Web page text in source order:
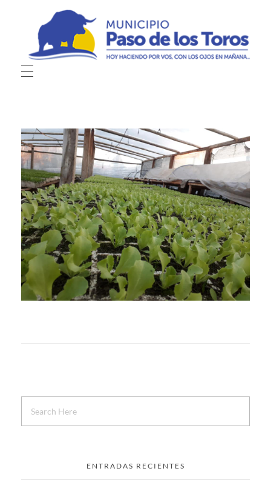
Municipio de Paso de los Toros
Hoy haciendo para vos, con los ojos en mañana
ENTRADAS RECIENTES